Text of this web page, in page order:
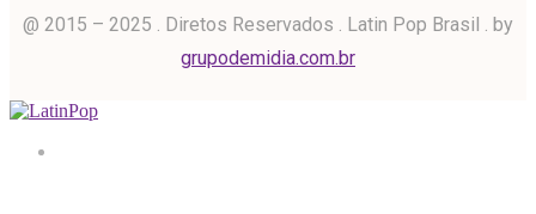
@ 2015 – 2025 . Diretos Reservados . Latin Pop Brasil . by
grupodemidia.com.br